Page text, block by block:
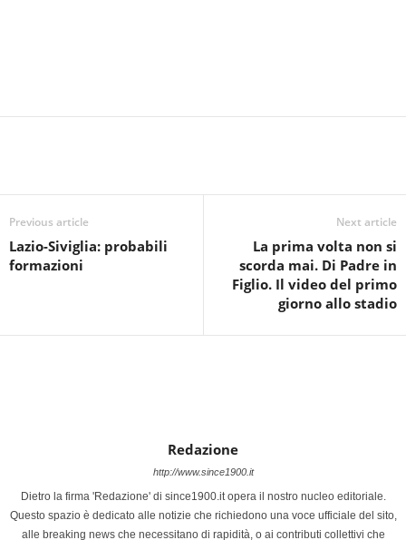
Previous article
Lazio-Siviglia: probabili
formazioni
Next article
La prima volta non si
scorda mai. Di Padre in
Figlio. Il video del primo
giorno allo stadio
Redazione
http://www.since1900.it
Dietro la firma 'Redazione' di since1900.it opera il nostro nucleo editoriale.
Questo spazio è dedicato alle notizie che richiedono una voce ufficiale del sito,
alle breaking news che necessitano di rapidità, o ai contributi collettivi che